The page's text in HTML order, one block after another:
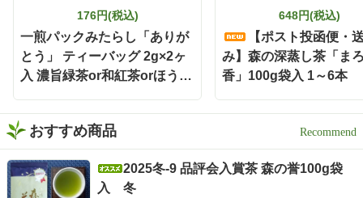
176円(税込)
一煎パックみたらし「ありが
とう」 ティーバッグ 2g×2ヶ
入 濃旨緑茶or和紅茶orほうじ
648円(税込)
【ポスト投函便・
み】森の深蒸し茶「ま
香」100g袋入 1～6本
おすすめ商品
2025冬-9 品評会入賞茶 森の誉100g袋
入 冬